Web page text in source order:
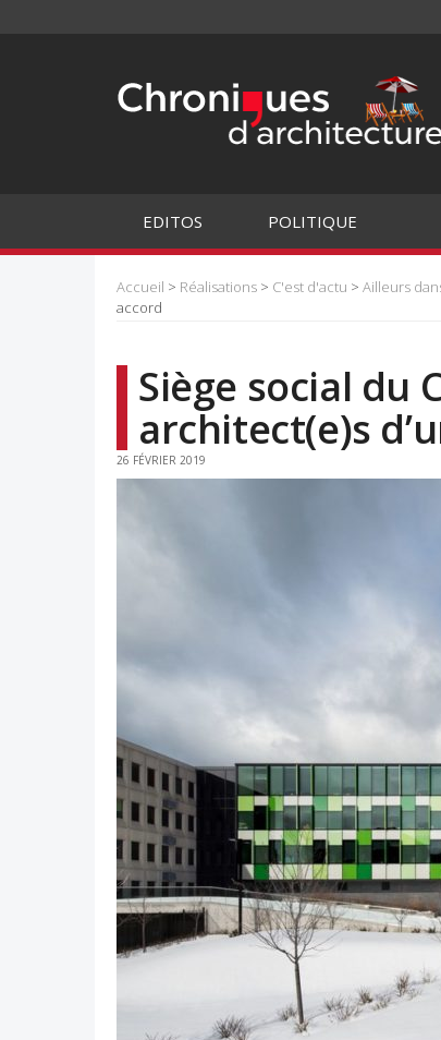
EDITOS POLITIQUE
Accueil > Réalisations > C'est d'actu > Ailleurs
accord
Siège social du
architect(e)s
26 FÉVRIER 2019